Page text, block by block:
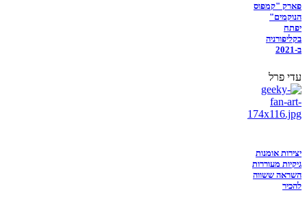
פארק "קמפוס
הנוקמים"
יפתח
בקליפורניה
ב-2021
עדי פרל
יצירות אומנות
גיקיות מעוררות
השראה ששווה
להכיר